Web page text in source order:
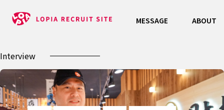
MESSAGE ABOUT
Interview